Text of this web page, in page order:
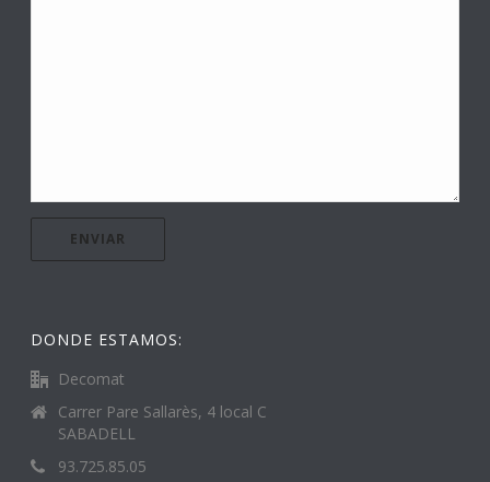
DONDE ESTAMOS:
Decomat
Carrer Pare Sallarès, 4 local C
SABADELL
93.725.85.05